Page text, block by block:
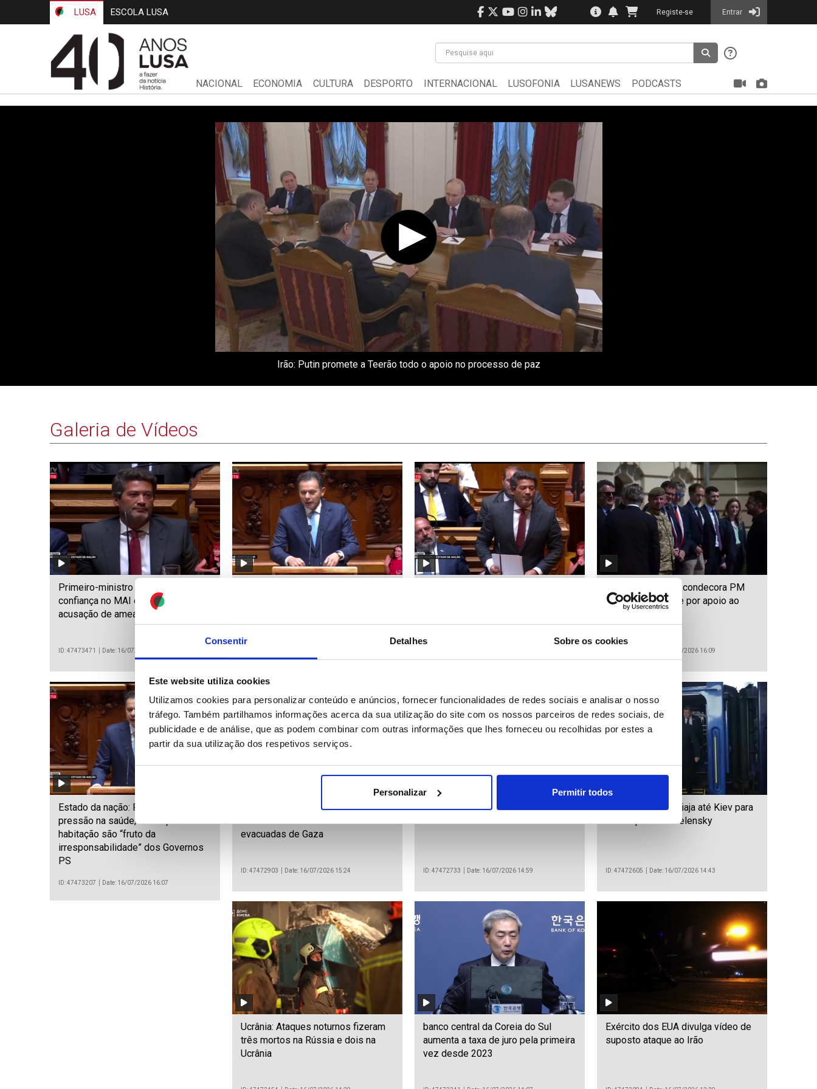
Consentir Detalhes Sobre os cookies
Este website utiliza cookies
Utilizamos cookies para personalizar conteúdo e anúncios, fornecer funcionalidades de redes sociais e analisar o nosso
tráfego. Também partilhamos informações acerca da sua utilização do site com os nossos parceiros de redes sociais, de
publicidade e de análise, que as podem combinar com outras informações que lhes forneceu ou recolhidas por estes a
partir da sua utilização dos respetivos serviços.
Personalizar Permitir todos
LUSA ESCOLA LUSA Registe-se Entrar
NACIONAL ECONOMIA CULTURA DESPORTO INTERNACIONAL LUSOFONIA LUSANEWS PODCASTS
Irão: Putin promete a Teerão todo o apoio no processo de paz
Galeria de Vídeos
Primeiro-ministro mantém
confiança no MAI e devolve
acusação de ameaças ao Chega
ID: 47473471 Date: 16/07/2026 16:51
descaradas” PS/Chega
Ucrânia: Zelensky condecora PM
britânico cessante por apoio ao
Date: 16/07/2026 16:09
Estado da nação: PM diz que
pressão na saúde, educação e
habitação são “fruto da
irresponsabilidade” dos Governos
PS
ID: 47473207 Date: 16/07/2026 16:07
Médio Oriente: Ataques aéreos
evacuadas de Gaza
ID: 47472903 Date: 16/07/2026 15:24
Ucranianos manifestam-se contra a
ID: 47472733 Date: 16/07/2026 14:59
Ucrânia: Starmer viaja até Kiev para
se despedir de Zelensky
ID: 47472605 Date: 16/07/2026 14:43
Ucrânia: Ataques noturnos fizeram
três mortos na Rússia e dois na
Ucrânia
banco central da Coreia do Sul
aumenta a taxa de juro pela primeira
vez desde 2023
Exército dos EUA divulga vídeo de
suposto ataque ao Irão